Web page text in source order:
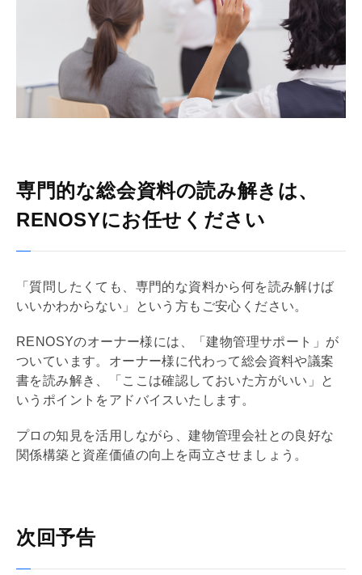
専門的な総会資料の読み解きは、
RENOSYにお任せください
「質問したくても、専門的な資料から何を読み解けば
いいかわからない」という方もご安心ください。
RENOSYのオーナー様には、「建物管理サポート」が
ついています。オーナー様に代わって総会資料や議案
書を読み解き、「ここは確認しておいた方がいい」と
いうポイントをアドバイスいたします。
プロの知見を活用しながら、建物管理会社 との良好な
関係構築と資産価値の向上を両立させましょう。
次回予告